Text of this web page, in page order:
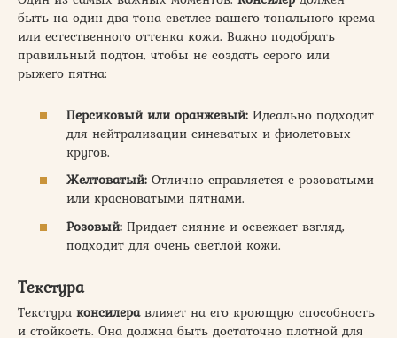
быть на один-два тона светлее вашего тонального крема
или естественного оттенка кожи. Важно подобрать
правильный подтон, чтобы не создать серого или
рыжего пятна:
Персиковый или оранжевый: Идеально подходит
для нейтрализации синеватых и фиолетовых
кругов.
Желтоватый: Отлично справляется с розоватыми
или красноватыми пятнами.
Розовый: Придает сияние и освежает взгляд,
подходит для очень светлой кожи.
Текстура
Текстура консилеравлияет на его кроющую способность
и стойкость. Она должна быть достаточно плотной для